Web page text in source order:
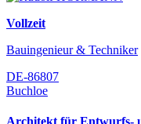
Vollzeit
Bauingenieur & Techniker
DE-86807
Buchloe
Architekt für Entwurfs-